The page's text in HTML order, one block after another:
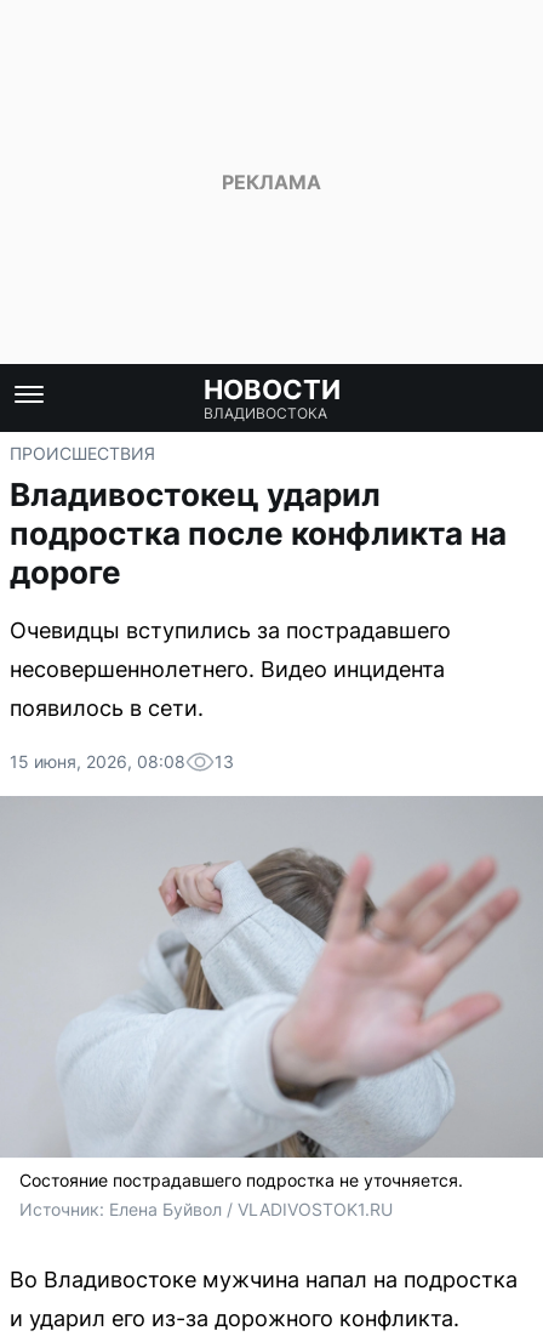
НОВОСТИ
ВЛАДИВОСТОКА
ПРОИСШЕСТВИЯ
Владивостокец ударил
подростка после конфликта на
дороге
Очевидцы вступились за пострадавшего
несовершеннолетнего. Видео инцидента
появилось в сети.
15 июня, 2026, 08:08 13
Состояние пострадавшего подростка не уточняется.
Источник: Елена Буйвол / VLADIVOSTOK1.RU
Во Владивостоке мужчина напал на подростка
и ударил его из-за дорожного конфликта.